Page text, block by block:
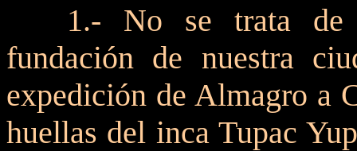
1.- No se trata de
fundación de nuestra
expedición de Almagro a
huellas del inca Tupac